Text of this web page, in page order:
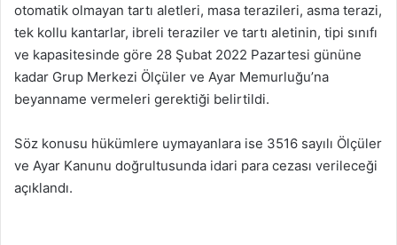
otomatik olmayan tartı aletleri, masa terazileri, asma terazi,
tek kollu kantarlar, ibreli teraziler ve tartı aletinin, tipi sınıfı
ve kapasitesinde göre 28 Şubat 2022 Pazartesi gününe
kadar Grup Merkezi Ölçüler ve Ayar Memurluğu’na
beyanname vermeleri gerektiği belirtildi.
Söz konusu hükümlere uymayanlara ise 3516 sayılı Ölçüler
ve Ayar Kanunu doğrultusunda idari para cezası verileceği
açıklandı.